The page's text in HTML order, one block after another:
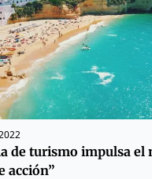
de turismo impulsa el
acción”